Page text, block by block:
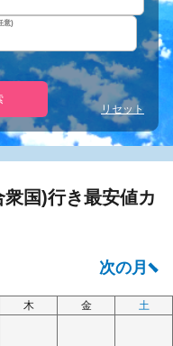
意)
リセット
国)行き最安値カ
木 金 土